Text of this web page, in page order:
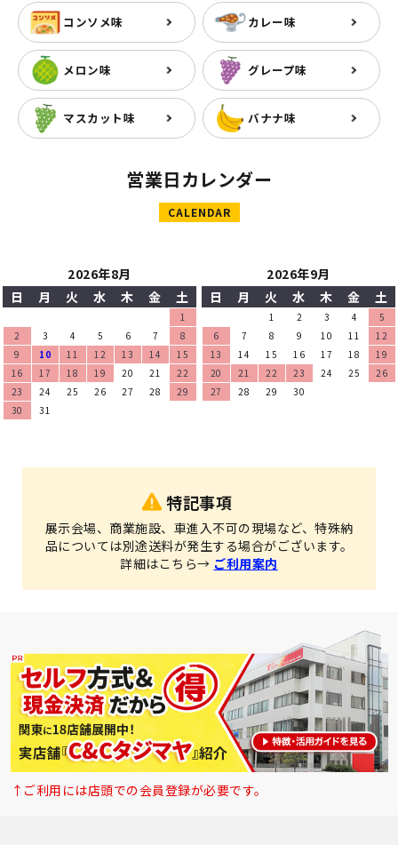
コンソメ味 カレー味
メロン味 グレープ味
マスカット味 バナナ味
営業日カレンダー
CALENDAR
2026年8月
日
月 火 水 木 金 土
1
2
3 4 5 6 7
8
9
10 11 12 13 14
15
16
17 18 19 20 21
22
23
24 25 26 27 28
29
30
31
2026年9月
日
月 火 水 木 金 土
1 2 3 4
5
6
7 8 9 10 11
12
13
14 15 16 17 18
19
20
21 22 23 24 25
26
27
28 29 30
特記事項
展示会場、商業施設、車進入不可の現場など、特殊納
品については別途送料が発生する場合がございます。
詳細はこちら→ ご利用案内
↑ご利用には店頭での会員登録が必要です。